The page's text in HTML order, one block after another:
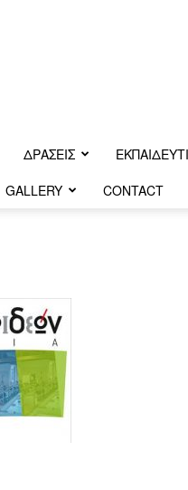
ΔΡΆΣΕΙΣ
GALLERY CONTACT